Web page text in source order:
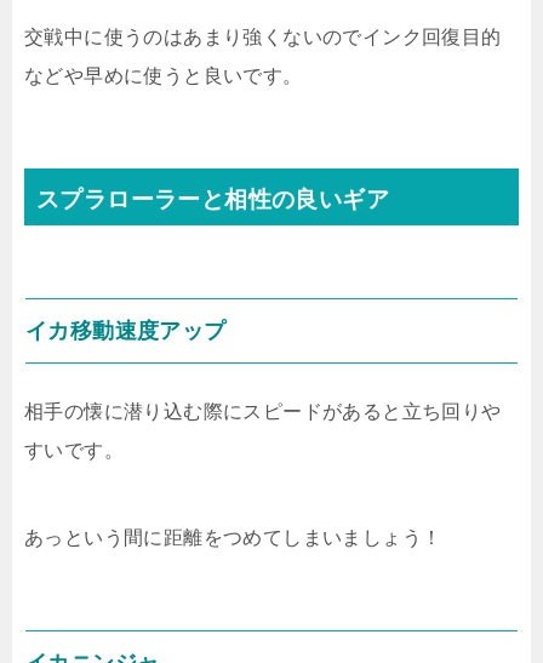
交戦中に使うのはあまり強くないのでインク回復目的
などや早めに使うと良いです。
スプラローラーと相性の良いギア
イカ移動速度アップ
相手の懐に潜り込む際にスピードがあると立ち回りや
すいです。
あっという間に距離をつめてしまいましょう！